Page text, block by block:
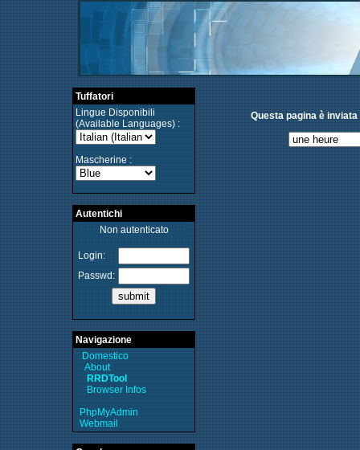
Tuffatori
Lingue Disponibili
(Available Languages) :
Mascherine :
Autentichi
Non autenticato
Login:
Passwd:
Navigazione
Domestico
About
RRDTool
Browser Infos
PhpMyAdmin
Webmail
Questa pagina è